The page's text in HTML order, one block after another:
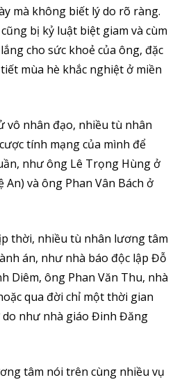
mà không biết lý do rõ ràng.
bị kỷ luật biệt giam và cùm
cho sức khoẻ của ông, đặc
mùa hè khắc nghiệt ở miền
vô nhân đạo, nhiều tù nhân
tính mạng của mình để
như ông Lê Trọng Hùng ở
và ông Phan Vân Bách ở
thời, nhiều tù nhân lương tâm
án, như nhà báo độc lập Đỗ
Diêm, ông Phan Văn Thu, nhà
qua đời chỉ một thời gian
như nhà giáo Đinh Đăng
tâm nói trên cùng nhiều vụ